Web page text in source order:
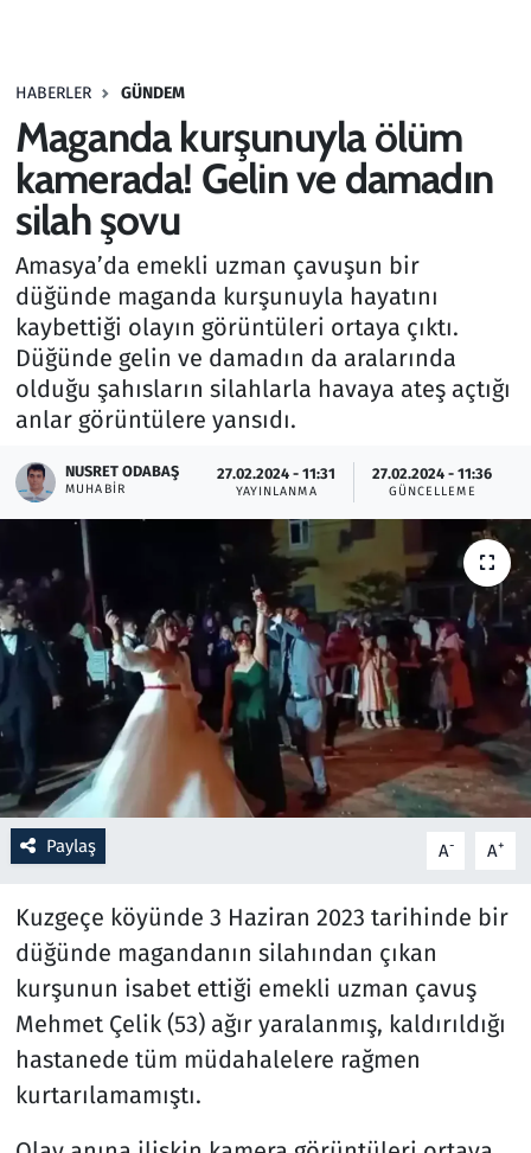
HABERLER GÜNDEM
Maganda kurşunuyla ölüm
kamerada! Gelin ve damadın
silah şovu
Amasya’da emekli uzman çavuşun bir
düğünde maganda kurşunuyla hayatını
kaybettiği olayın görüntüleri ortaya çıktı.
Düğünde gelin ve damadın da aralarında
olduğu şahısların silahlarla havaya ateş açtığı
anlar görüntülere yansıdı.
NUSRET ODABAŞ
MUHABIR
27.02.2024 - 11:31
YAYINLANMA
27.02.2024 - 11:36
GÜNCELLEME
Paylaş A- A+
Kuzgeçe köyünde 3 Haziran 2023 tarihinde bir
düğünde magandanın silahından çıkan
kurşunun isabet ettiği emekli uzman çavuş
Mehmet Çelik (53) ağır yaralanmış, kaldırıldığı
hastanede tüm müdahalelere rağmen
kurtarılamamıştı.
Haber
Kültür Sanat
Kurumsal Haberler
Lezzet Durağı
Memur ve Kamu
Otomobil
Oyun
Ramazan
Resmi İlanlar
Rüya Tabirleri
Sağlık
Savunma Sanayi
Seçim 2023
Teknoloji ve Bilim
Televizyon